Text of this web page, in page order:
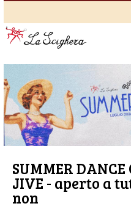
SUMMER
JIVE - aperto a
non